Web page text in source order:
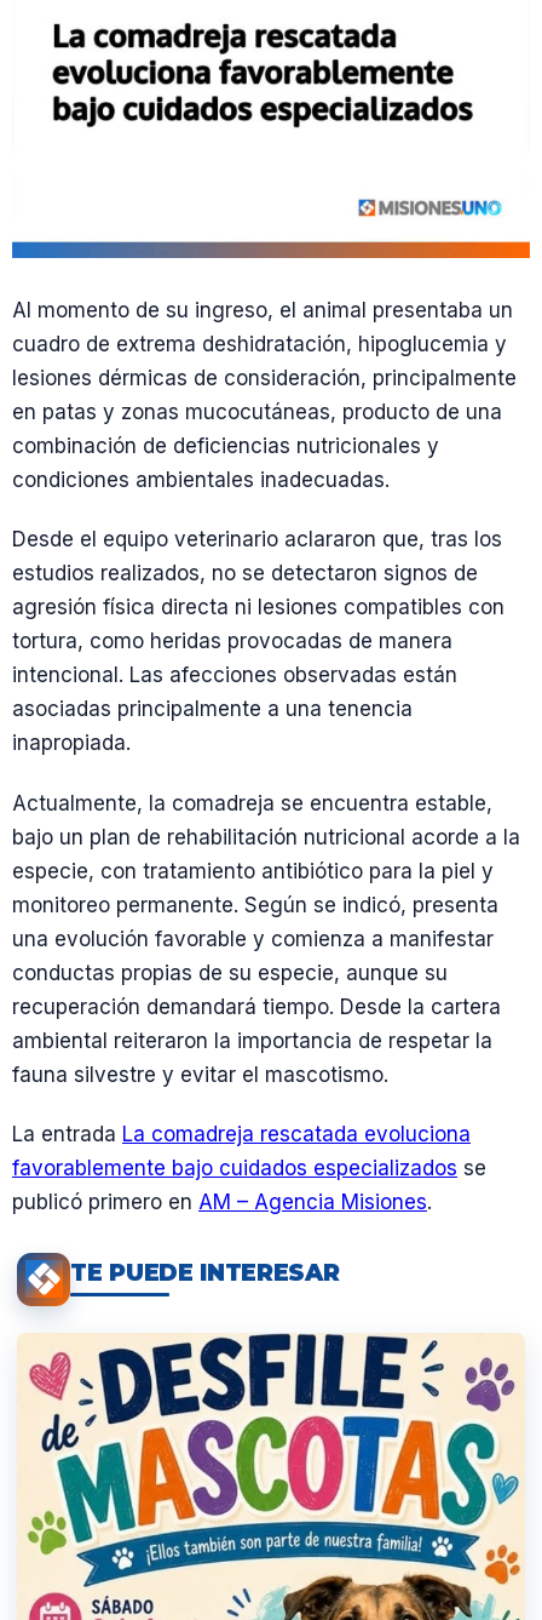
Al momento de su ingreso, el animal presentaba un
cuadro de extrema deshidratación, hipoglucemia y
lesiones dérmicas de consideración, principalmente
en patas y zonas mucocutáneas, producto de una
combinación de deficiencias nutricionales y
condiciones ambientales inadecuadas.
Desde el equipo veterinario aclararon que, tras los
estudios realizados, no se detectaron signos de
agresión física directa ni lesiones compatibles con
tortura, como heridas provocadas de manera
intencional. Las afecciones observadas están
asociadas principalmente a una tenencia
inapropiada.
Actualmente, la comadreja se encuentra estable,
bajo un plan de rehabilitación nutricional acorde a la
especie, con tratamiento antibiótico para la piel y
monitoreo permanente. Según se indicó, presenta
una evolución favorable y comienza a manifestar
conductas propias de su especie, aunque su
recuperación demandará tiempo. Desde la cartera
ambiental reiteraron la importancia de respetar la
fauna silvestre y evitar el mascotismo.
La entrada La comadreja rescatada evoluciona
favorablemente bajo cuidados especializados se
publicó primero en AM – Agencia Misiones.
TE PUEDE INTERESAR